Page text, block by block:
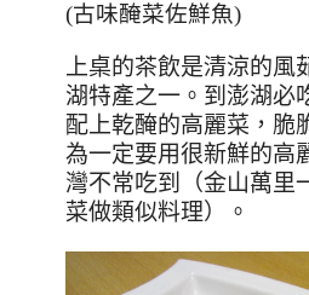
(古味醃菜佐鮮魚)
上桌的茶飲是清涼的風
湖特產之一。到澎湖必
配上乾醃的高麗菜，脆
為一定要用很新鮮的高
灣不常吃到（金山萬里
菜做類似料理）。